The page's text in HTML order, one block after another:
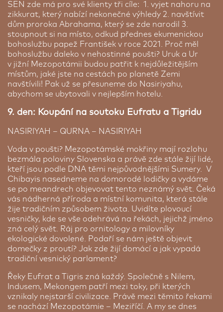
SEN zde má pro své klienty tři cíle: 1. vyjet nahoru na
zikkurat, který nabízí nekonečné výhledy 2. navštívit
dům proroka Abrahama, který se zde narodil 3.
stoupnout si na místo, odkud přednes ekumenickou
bohoslužbu papež František v roce 2021. Proč měl
bohoslužbu daleko v nehostinné poušti? Uruk a Ur
v jižní Mezopotámii budou patřit k nejdůležitějším
místům, jaké jste na cestách po planetě Zemi
navštívili! Pak už se přesuneme do Nasiriyahu,
abychom se ubytovali v nejlepším hotelu.
9. den: Koupání na soutoku Eufratu a Tigridu
NASIRIYAH – QURNA – NASIRIYAH
Voda v poušti? Mezopotámské mokřiny mají rozlohu
bezmála poloviny Slovenska a právě zde stále žijí lidé,
kteří jsou podle DNA těmi nejpůvodnějšími Sumery. V
Chibayis nasedneme na domorodé lodičky a vydáme
se po meandrech objevovat tento neznámý svět. Čeká
vás nádherná příroda a místní komunita, která stále
žije tradičním způsobem života. Uvidíte plovoucí
vesničky, kde se vše odehrává na řekách, jejichž jméno
zná celý svět. Ráj pro ornitology a milovníky
ekologické dovolené. Podaří se nám ještě objevit
domečky z proutí? Jak zde žijí domácí a jak vypadá
tradiční vesnický parlament?
Řeky Eufrat a Tigris zná každý. Společně s Nilem,
Indusem, Mekongem patří mezi toky, při kterých
vznikaly nejstarší civilizace. Právě mezi těmito řekami
se nachází Mezopotámie – Meziříčí. A my se dnes